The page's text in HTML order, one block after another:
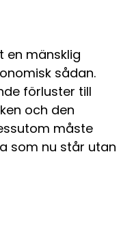
en mänsklig
sådan.
förluster till
och den
måste
som nu står utan